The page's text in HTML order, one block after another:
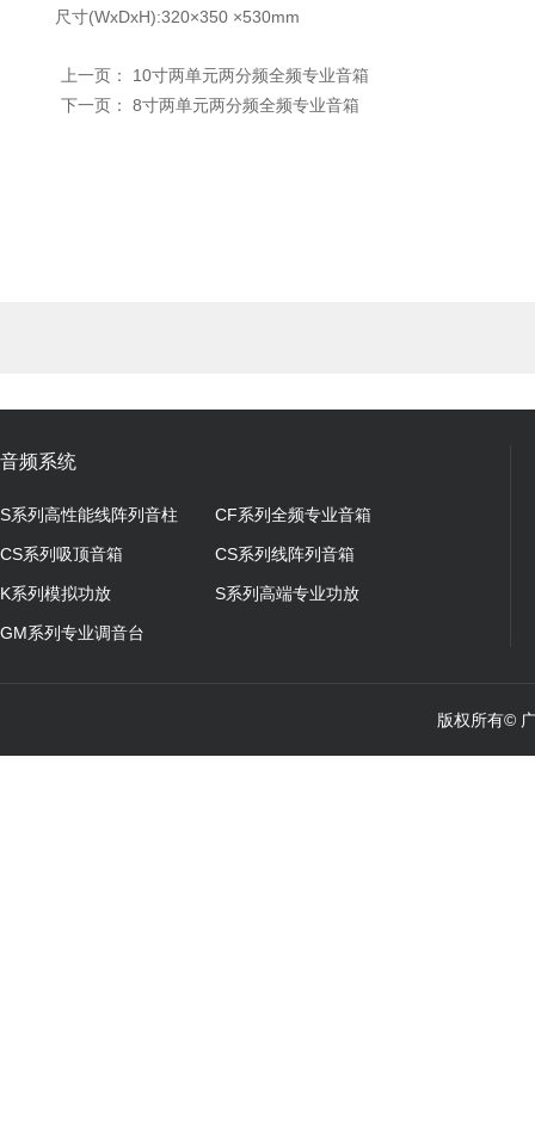
尺寸(WxDxH):320×350 ×530mm
上一页： 10寸两单元两分频全频专业音箱
下一页： 8寸两单元两分频全频专业音箱
音频系统
S系列高性能线阵列音柱 CF系列全频专业音箱
CS系列吸顶音箱 CS系列线阵列音箱
K系列模拟功放 S系列高端专业功放
GM系列专业调音台
版权所有©